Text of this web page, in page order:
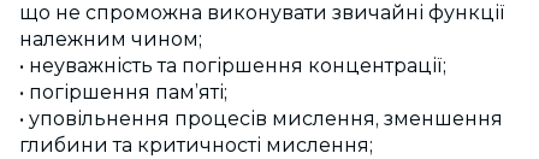
що не спроможна виконувати звичайні функції
належним чином;
• неуважність та погіршення концентрації;
• погіршення пам’яті;
• уповільнення процесів мислення, зменшення
глибини та критичності мислення;